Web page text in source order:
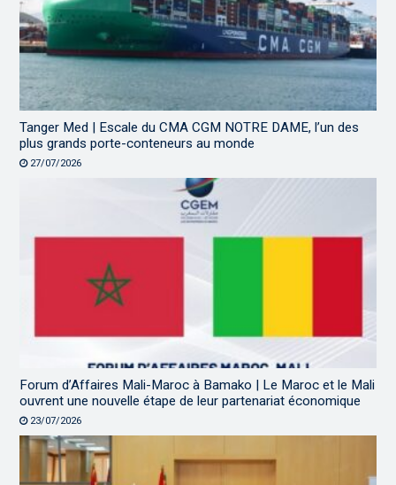
Tanger Med | Escale du CMA CGM NOTRE DAME, l’un des
plus grands porte-conteneurs au monde
27/07/2026
Forum d’Affaires Mali-Maroc à Bamako | Le Maroc et le Mali
ouvrent une nouvelle étape de leur partenariat économique
23/07/2026